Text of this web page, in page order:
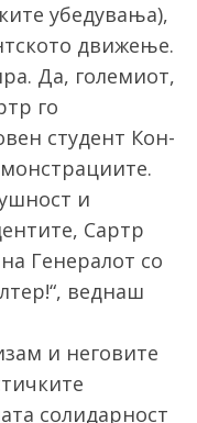
убедувања),
движење.
Да, големиот,
го
студент Кон-
и
Сартр
Генералот со
веднаш
и неговите
солидарност